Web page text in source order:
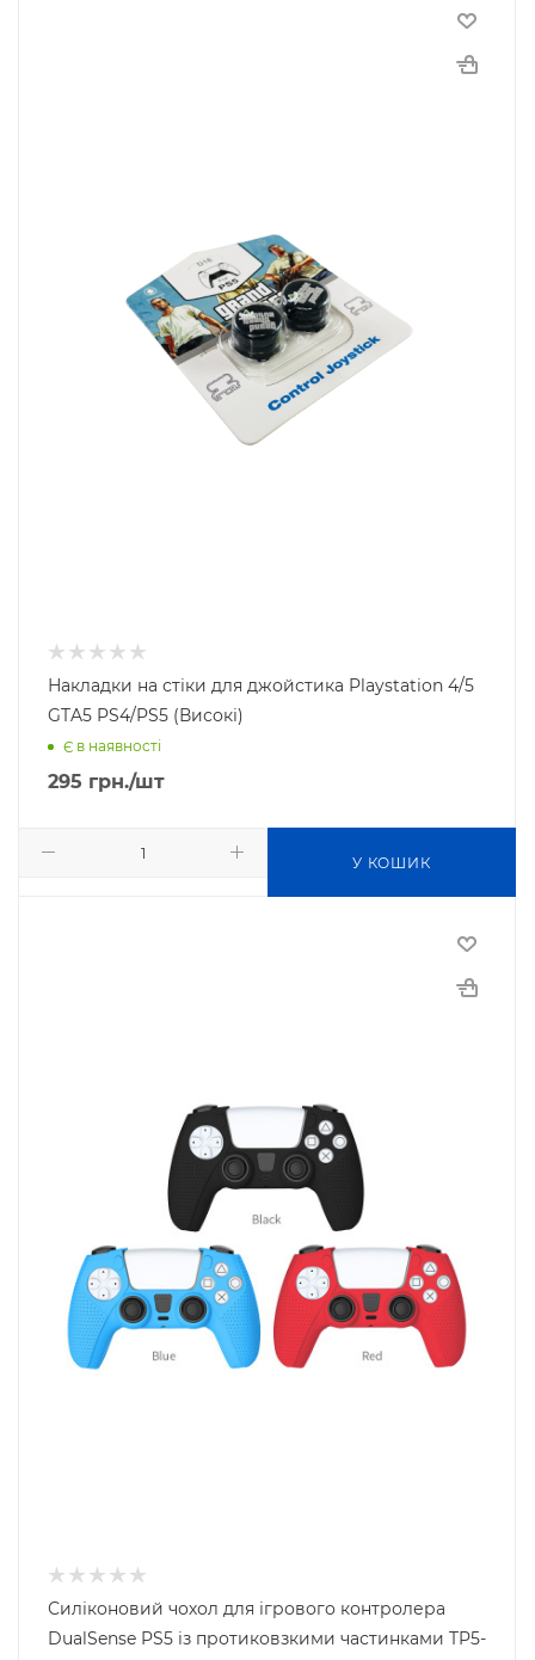
Накладки на стіки для джойстика Playstation 4/5
GTA5 PS4/PS5 (Високі)
Є в наявності
295 грн./шт
У КОШИК
Силіконовий чохол для ігрового контролера
DualSense PS5 із протиковзкими частинками TP5-